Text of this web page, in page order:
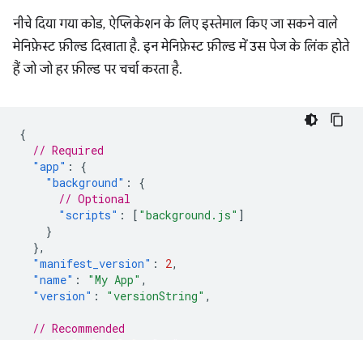
नीचे दिया गया कोड, ऐप्लिकेशन के लिए इस्तेमाल किए जा सकने वाले
मेनिफ़ेस्ट फ़ील्ड दिखाता है. इन मेनिफ़ेस्ट फ़ील्ड में उस पेज के लिंक होते
हैं जो जो हर फ़ील्ड पर चर्चा करता है.
{
// Required
"app" :
{
"background" :
{
// Optional
"scripts" : [ "background.js" ]
}
},
"manifest_version" : 2,
"name" : "My App" ,
"version" : "versionString" ,
// Recommended